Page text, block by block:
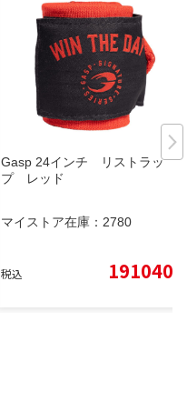
Gasp 24インチ リストラッ
プ レッド
マイストア在庫： 2780
税込 191040